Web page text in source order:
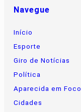
Navegue
Início
Esporte
Giro de Notícias
Política
Aparecida em Foco
Cidades